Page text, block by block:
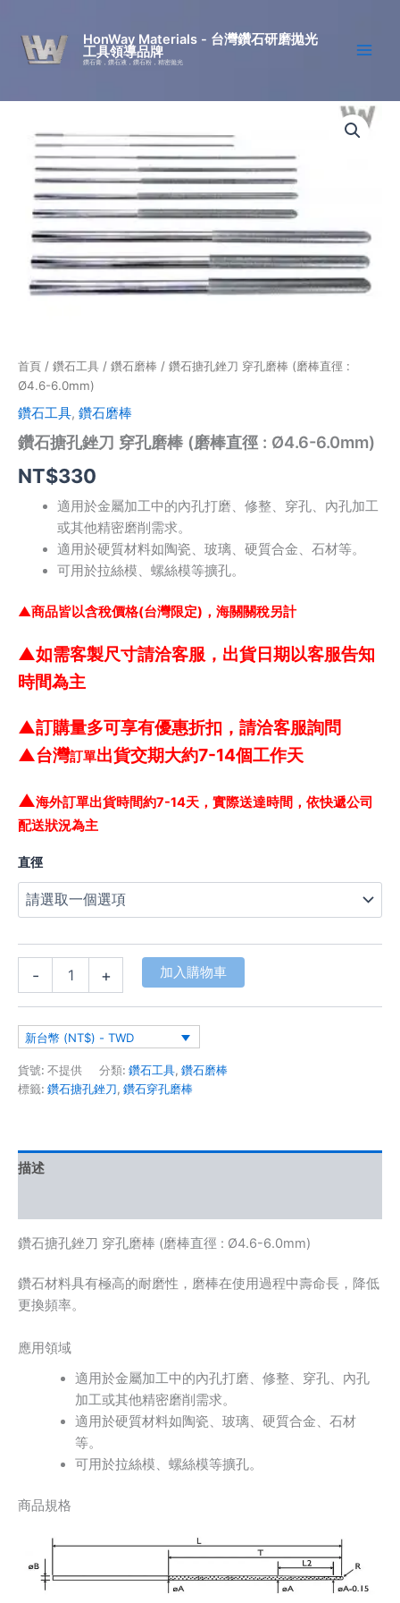
HonWay Materials - 台灣鑽石研磨拋光
工具領導品牌
鑽石膏，鑽石液，鑽石粉，精密拋光
首頁 / 鑽石工具 / 鑽石磨棒 / 鑽石搪孔銼刀 穿孔磨棒 (磨棒直徑 :
Ø4.6-6.0mm)
鑽石工具, 鑽石磨棒
鑽石搪孔銼刀 穿孔磨棒 (磨棒直徑 : Ø4.6-6.0mm)
NT$330
適用於金屬加工中的內孔打磨、修整、穿孔、內孔加工
或其他精密磨削需求。
適用於硬質材料如陶瓷、玻璃、硬質合金、石材等。
可用於拉絲模、螺絲模等擴孔。
▲商品皆以含稅價格(台灣限定)，海關關稅另計
▲如需客製尺寸請洽客服，出貨日期以客服告知
時間為主
▲訂購量多可享有優惠折扣，請洽客服詢問
▲台灣訂單出貨交期大約7-14個工作天
▲海外訂單出貨時間約7-14天，實際送達時間，依快遞公司
配送狀況為主
直徑
-
(磨
:
Ø4.6-
6.0mm)
數
量
+ 加入購物車
新台幣 (NT$) - TWD
貨號: 不提供 分類: 鑽石工具, 鑽石磨棒
標籤: 鑽石搪孔銼刀, 鑽石穿孔磨棒
描述
鑽石搪孔銼刀 穿孔磨棒 (磨棒直徑 : Ø4.6-6.0mm)
鑽石材料具有極高的耐磨性，磨棒在使用過程中壽命長，降低
更換頻率。
應用領域
適用於金屬加工中的內孔打磨、修整、穿孔、內孔
加工或其他精密磨削需求。
適用於硬質材料如陶瓷、玻璃、硬質合金、石材
等。
可用於拉絲模、螺絲模等擴孔。
商品規格